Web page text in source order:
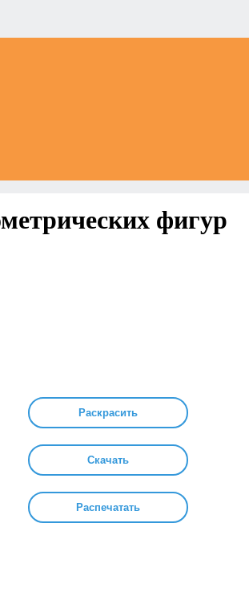
фигур
Раскрасить
Скачать
Распечатать